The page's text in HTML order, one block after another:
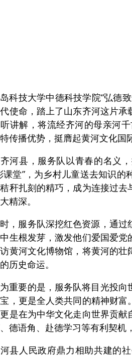
科技大学中德科技学院“弘德
使命，踏上了山东齐河这片
讲解，将流经齐河的母亲河
传播优势，挺膺起黄河文化国
河县，服务队以青春的名义
课堂”，为乡村儿童送去知识
秆扎刻的精巧，成为连接过
精深。
，服务队深挖红色资源，通
生根发芽，激发他们爱国爱
黄河文化博物馆，将黄河的
历史命运。
重要的是，服务队将目光投
，更是全人类共同的精神财
是在为中华文化走向世界贡
德语角、赴德学习等有利契机
县人民政府鼎力相助共建的